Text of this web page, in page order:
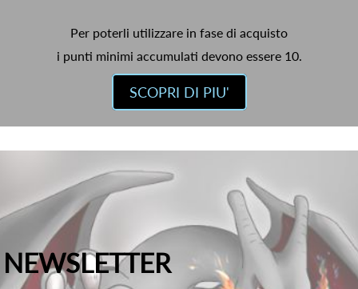
Per poterli utilizzare in fase di acquisto
i punti minimi accumulati devono essere 10.
SCOPRI DI PIU'
NEWSLETTER